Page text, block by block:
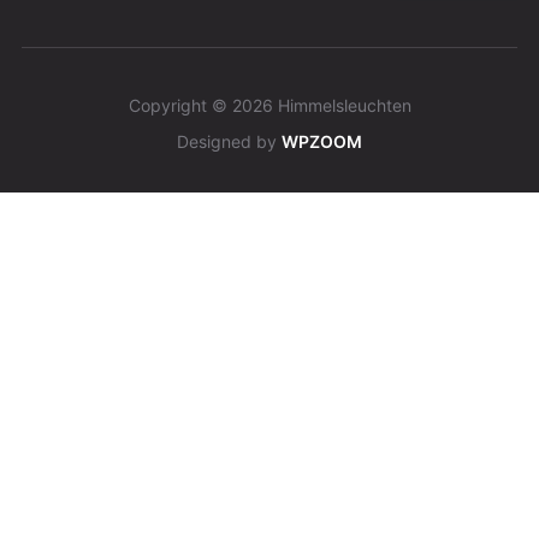
Copyright © 2026 Himmelsleuchten
Designed by WPZOOM